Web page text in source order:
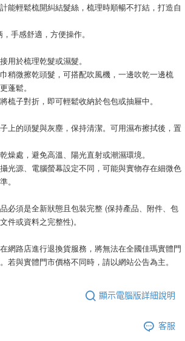
能輕鬆梳開糾結髮絲，梳理時順暢不打結，打造自
手感舒適，方便操作。
用於梳理乾髮或濕髮。
稍微擦乾頭髮，可搭配吹風機，一邊吹乾一邊梳
蓬鬆。
梳子對折，即可輕鬆收納於包包或抽屜中。
上的頭髮與灰塵，保持清潔。可用濕布擦拭後，置
燥處，避免高溫、陽光直射或潮濕環境。
光源、電腦螢幕設定不同，可能與實物存在細微色
。
必須是全新狀態且包裝完整 (保持產品、附件、包
件或資料之完整性)。
網路店進行退換貨服務，將無法在全國佳瑪實體門
若與實體門市價格不同時，請以網站公告為主。
顯示電腦版詳細說明
客服